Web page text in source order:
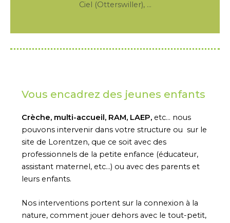
Ciel (Otterswiller), …
Vous encadrez des jeunes enfants
Crèche, multi-accueil, RAM, LAEP, etc… nous
pouvons intervenir dans votre structure ou sur le
site de Lorentzen, que ce soit avec des
professionnels de la petite enfance (éducateur,
assistant maternel, etc…) ou avec des parents et
leurs enfants.
Nos interventions portent sur la connexion à la
nature, comment jouer dehors avec le tout-petit,